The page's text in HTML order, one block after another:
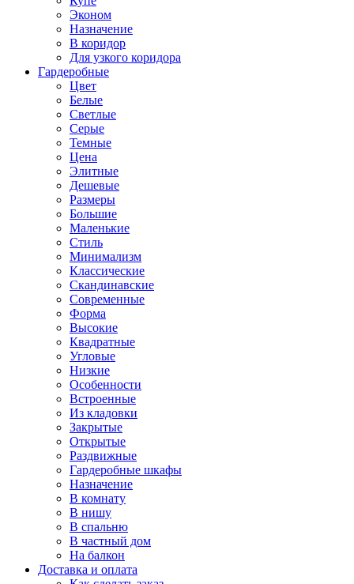
Эконом
Назначение
В коридор
Для узкого коридора
Гардеробные
Цвет
Белые
Светлые
Серые
Темные
Цена
Элитные
Дешевые
Размеры
Большие
Маленькие
Стиль
Минимализм
Классические
Скандинавские
Современные
Форма
Высокие
Квадратные
Угловые
Низкие
Особенности
Встроенные
Из кладовки
Закрытые
Открытые
Раздвижные
Гардеробные шкафы
Назначение
В комнату
В нишу
В спальню
В частный дом
На балкон
Доставка и оплата